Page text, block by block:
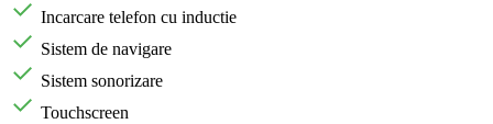
Incarcare telefon cu inductie
Sistem de navigare
Sistem sonorizare
Touchscreen